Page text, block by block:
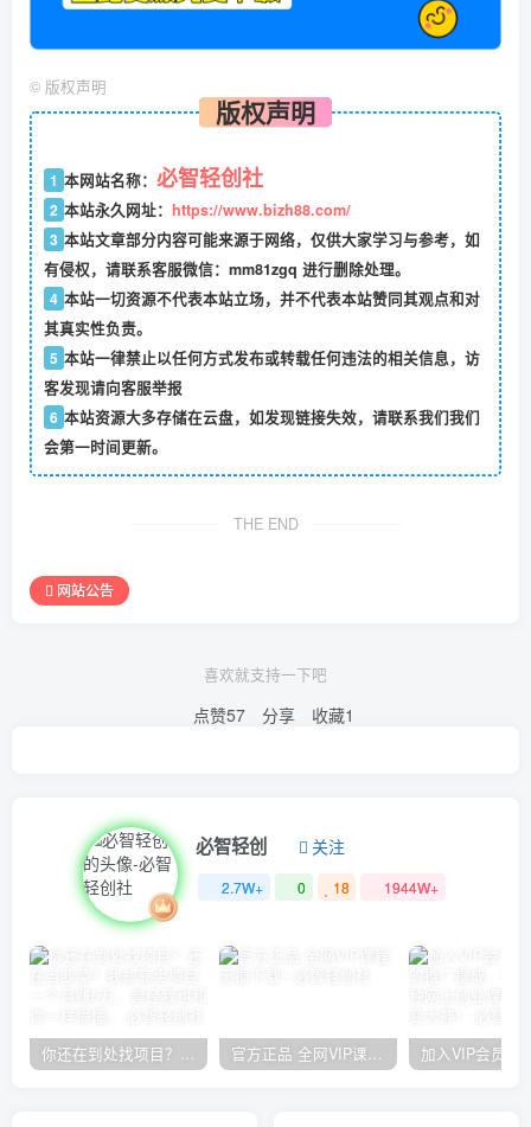
© 版权声明
版权声明
1 本网站名称： 必智轻创社
2 本站永久网址： https://www.bizh88.com/
3 本站文章部分内容可能来源于网络，仅供大家学习与参考，如
有侵权，请联系客服微信：mm81zgq 进行删除处理。
4 本站一切资源不代表本站立场，并不代表本站赞同其观点和对
其真实性负责。
5 本站一律禁止以任何方式发布或转载任何违法的相关信息，访
客发现请向客服举报
6 本站资源大多存储在云盘，如发现链接失效，请联系我们我们
会第一时间更新。
THE END
网站公告
喜欢就支持一下吧
点赞57 分享 收藏1
必智轻创 关注
2.7W+ 0 18 1944W+
你还在到处找项目？还在当韭菜？我却靠卖项目一个月赚5万，曾经我也和你一样懵懂。 官方正品 全网VIP课程 无损下载~